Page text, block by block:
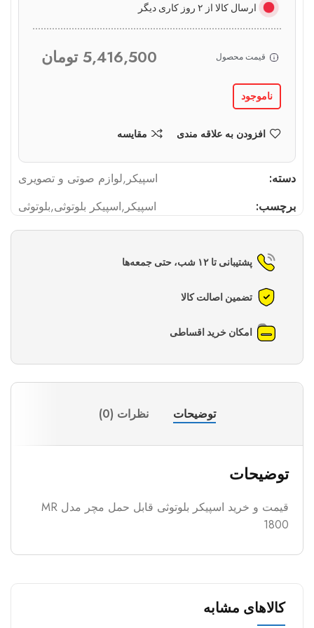
ارسال کالا از ۲ روز کاری دیگر
قیمت محصول 5,416,500 تومان
ناموجود
افزودن به علاقه مندی مقایسه
دسته: اسپیکر ,لوازم صوتی و تصویری
برچسب:
اسپیکر ,اسپیکر بلوتوثی,بلوتوثی
پشتیبانی تا ۱۲ شب، حتی جمعه‌ها
تضمین اصالت کالا
امکان خرید اقساطی
توضیحات نظرات (0)
توضیحات
قیمت و خرید اسپیکر بلوتوثی قابل حمل مچر مدل MR
1800
کالاهای مشابه